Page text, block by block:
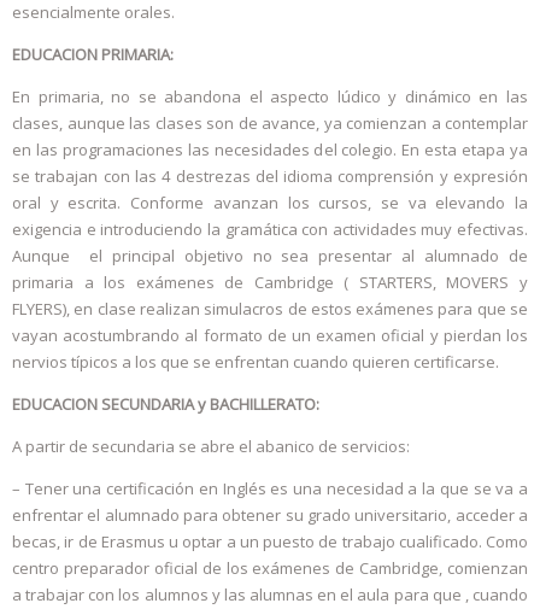
esencialmente orales.
EDUCACION PRIMARIA:
En primaria, no se abandona el aspecto lúdico y dinámico en las
clases, aunque las clases son de avance, ya comienzan a contemplar
en las programaciones las necesidades del colegio. En esta etapa ya
se trabajan con las 4 destrezas del idioma comprensión y expresión
oral y escrita. Conforme avanzan los cursos, se va elevando la
exigencia e introduciendo la gramática con actividades muy efectivas.
Aunque el principal objetivo no sea presentar al alumnado de
primaria a los exámenes de Cambridge ( STARTERS, MOVERS y
FLYERS), en clase realizan simulacros de estos exámenes para que se
vayan acostumbrando al formato de un examen oficial y pierdan los
nervios típicos a los que se enfrentan cuando quieren certificarse.
EDUCACION SECUNDARIA y BACHILLERATO:
A partir de secundaria se abre el abanico de servicios:
– Tener una certificación en Inglés es una necesidad a la que se va a
enfrentar el alumnado para obtener su grado universitario, acceder a
becas, ir de Erasmus u optar a un puesto de trabajo cualificado. Como
centro preparador oficial de los exámenes de Cambridge, comienzan
a trabajar con los alumnos y las alumnas en el aula para que , cuando